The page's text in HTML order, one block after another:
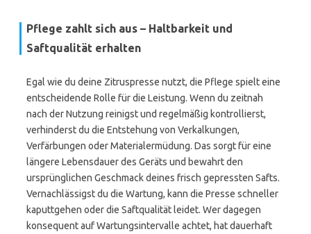
Pflege zahlt sich aus – Haltbarkeit und
Saftqualität erhalten
Egal wie du deine Zitruspresse nutzt, die Pflege spielt eine
entscheidende Rolle für die Leistung. Wenn du zeitnah
nach der Nutzung reinigst und regelmäßig kontrollierst,
verhinderst du die Entstehung von Verkalkungen,
Verfärbungen oder Materialermüdung. Das sorgt für eine
längere Lebensdauer des Geräts und bewahrt den
ursprünglichen Geschmack deines frisch gepressten Safts.
Vernachlässigst du die Wartung, kann die Presse schneller
kaputtgehen oder die Saftqualität leidet. Wer dagegen
konsequent auf Wartungsintervalle achtet, hat dauerhaft